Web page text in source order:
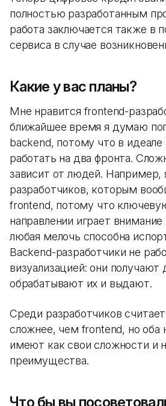
полностью разработанным
работа заключается также в
сервиса в случае
Какие у вас планы?
Мне нравится frontend-
ближайшее время я думаю
backend, потому что в
работать на два фронта.
зависит от людей. Например,
разработчиков, которым
frontend, потому что
направлении играет
любая мелочь способна
Backend-разработчики не
визуализацией: они получают
обрабатывают их и выдают.
Среди разработчиков
сложнее, чем frontend, но оба
имеют как свои сложности и
преимущества.
Что бы вы